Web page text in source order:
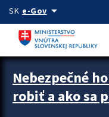
Preskocit na hlavný obsah
SK e-Govarrow_drop_down
Zastavit automatický posun
Nebezpečné
robiť a ako sa